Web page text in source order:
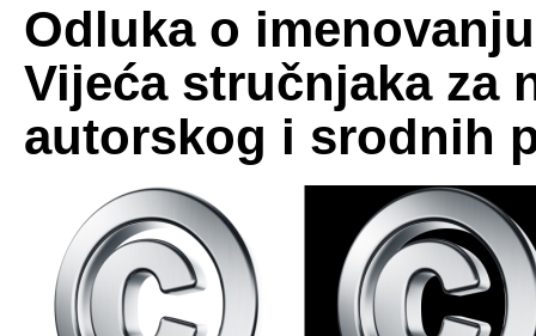
Odluka o
Vijeća stručnjaka za
autorskog i srodnih